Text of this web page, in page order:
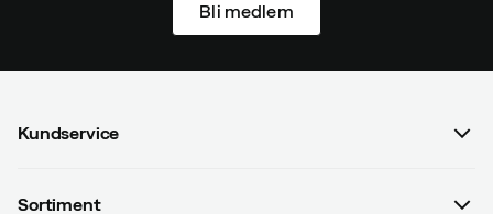
Bli medlem
Kundservice
Sortiment